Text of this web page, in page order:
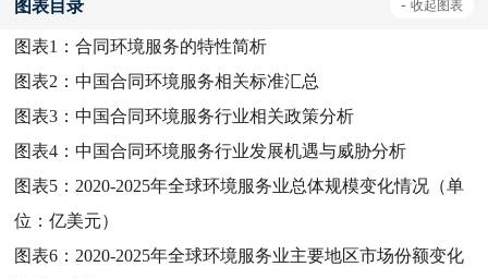
图表目录 - 收起图表
图表1：合同环境服务的特性简析
图表2：中国合同环境服务相关标准汇总
图表3：中国合同环境服务行业相关政策分析
图表4：中国合同环境服务行业发展机遇与威胁分析
图表5： 2020-2025年全球环境服务业总体规模变化情况（单
位：亿美元）
图表6： 2020-2025年全球环境服务业主要地区市场份额变化